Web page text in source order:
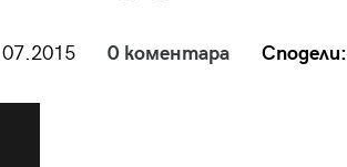
0 коментара Сподели: